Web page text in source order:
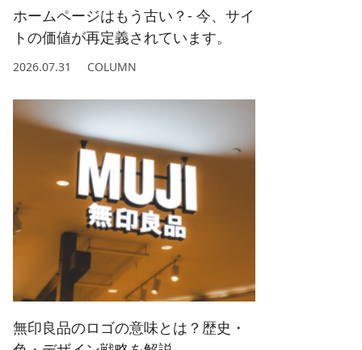
ホームページはもう古い？- 今、サイ
トの価値が再定義されています。
2026.07.31 COLUMN
無印良品のロゴの意味とは？歴史・